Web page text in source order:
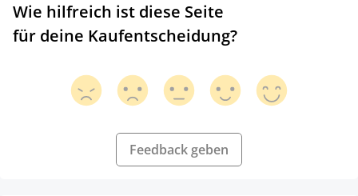
Wie hilfreich ist diese Seite
für deine Kaufentscheidung?
Feedback geben